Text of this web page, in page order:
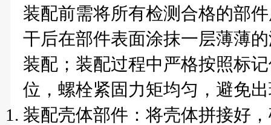
装配前需将所有检测合格的部
干后在部件表面涂抹一层薄薄
装配；装配过程中严格按照标
位，螺栓紧固力矩均匀，避免
装配壳体部件：将壳体拼接好